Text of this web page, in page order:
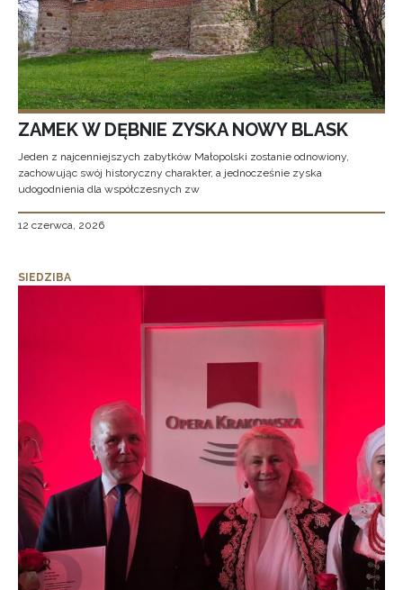
ZAMEK W DĘBNIE ZYSKA NOWY BLASK
Jeden z najcenniejszych zabytków Małopolski zostanie odnowiony,
zachowując swój historyczny charakter, a jednocześnie zyska
udogodnienia dla współczesnych zw
12 czerwca, 2026
SIEDZIBA